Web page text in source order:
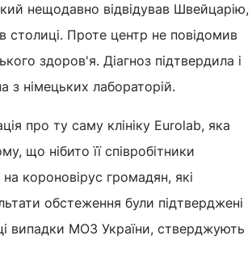
нещодавно відвідував Швейцарію,
столиці. Проте центр не повідомив
здоров'я. Діагноз підтвердила і
з німецьких лабораторій.
про ту саму клініку Eurolab, яка
що нібито її співробітники
короновірус громадян, які
обстеження були підтверджені
випадки МОЗ України, стверджують